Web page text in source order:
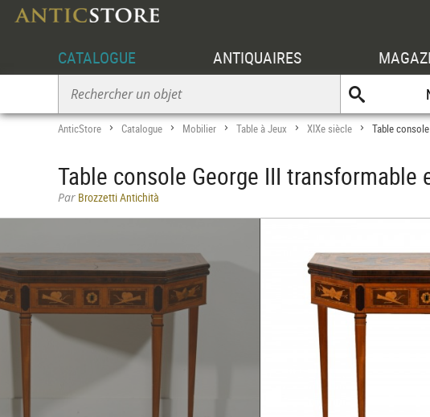
CATALOGUE ANTIQUAIRES
AnticStore > Catalogue > Mobilier > Table à Jeux > XIXe siècle > Table
Table console George III
Par Brozzetti Antichità